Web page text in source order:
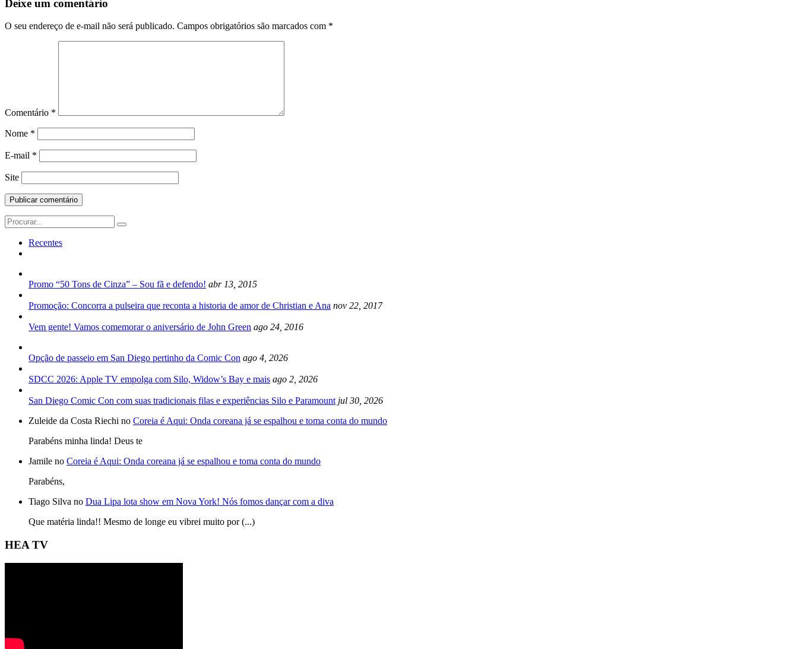
Postagem
Deixe um comentário
O seu endereço de e-mail não será publicado. Campos obrigatórios são marcados com *
Comentário *
Nome *
E-mail *
Site
Search
for:
Recentes
Promo “50 Tons de Cinza” – Sou fã e defendo! abr 13, 2015
Promoção: Concorra a pulseira que reconta a historia de amor de Christian e Ana nov 22, 2017
Vem gente! Vamos comemorar o aniversário de John Green ago 24, 2016
Opção de passeio em San Diego pertinho da Comic Con ago 4, 2026
SDCC 2026: Apple TV empolga com Silo, Widow’s Bay e mais ago 2, 2026
San Diego Comic Con com suas tradicionais filas e experiências Silo e Paramount jul 30, 2026
Zuleide da Costa Riechi no Coreia é Aqui: Onda coreana já se espalhou e toma conta do mundo
Parabéns minha linda! Deus te
Jamile no Coreia é Aqui: Onda coreana já se espalhou e toma conta do mundo
Parabéns,
Tiago Silva no Dua Lipa lota show em Nova York! Nós fomos dançar com a diva
Que matéria linda!! Mesmo de longe eu vibrei muito por (...)
HEA TV